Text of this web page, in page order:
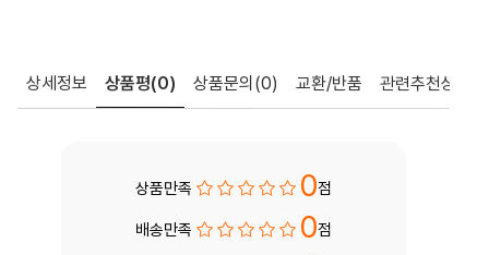
상세정보 상품평(0) 상품문의 (0) 교환/반품 관련추천상품
상품만족 0점
배송만족 0점